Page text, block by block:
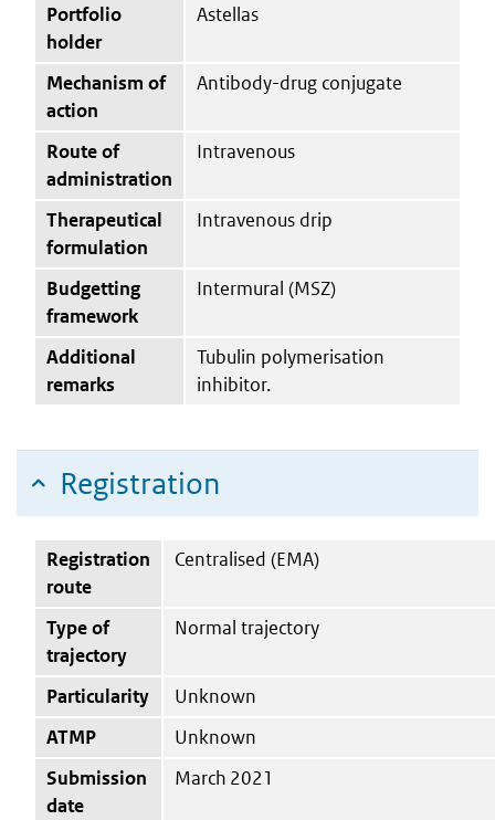
Portfolio
holder
Astellas
Mechanism of
action
Antibody-drug conjugate
Route of
administration
Intravenous
Therapeutical
formulation
Intravenous drip
Budgetting
framework
Intermural (MSZ)
Additional
remarks
Tubulin polymerisation
inhibitor.
Registration
Registration
route
Centralised (EMA)
Type of
trajectory
Normal trajectory
Particularity
Unknown
ATMP
Unknown
Submission
date
March 2021